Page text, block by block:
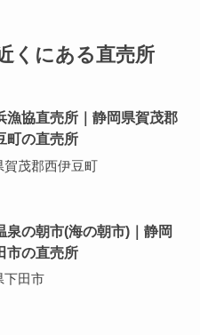
くにある直売所
漁協直売所｜静岡県賀茂郡
町の直売所
賀茂郡西伊豆町
泉の朝市(海の朝市)｜静岡
市の直売所
下田市